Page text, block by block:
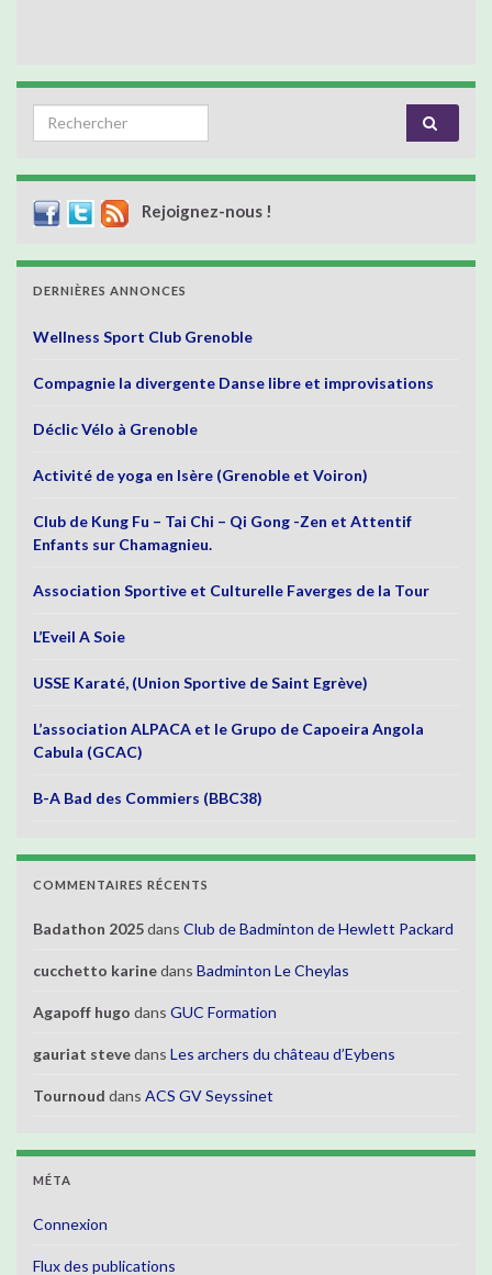
Search for:
Rejoignez-nous !
DERNIÈRES ANNONCES
Wellness Sport Club Grenoble
Compagnie la divergente Danse libre et improvisations
Déclic Vélo à Grenoble
Activité de yoga en Isère (Grenoble et Voiron)
Club de Kung Fu – Tai Chi – Qi Gong -Zen et Attentif
Enfants sur Chamagnieu.
Association Sportive et Culturelle Faverges de la Tour
L’Eveil A Soie
USSE Karaté, (Union Sportive de Saint Egrève)
L’association ALPACA et le Grupo de Capoeira Angola
Cabula (GCAC)
B-A Bad des Commiers (BBC38)
COMMENTAIRES RÉCENTS
Badathon 2025dans Club de Badminton de Hewlett Packard
cucchetto karinedans Badminton Le Cheylas
Agapoff hugo dans GUC Formation
gauriat stevedans Les archers du château d’Eybens
Tournoud dans ACS GV Seyssinet
MÉTA
Connexion
Flux des publications